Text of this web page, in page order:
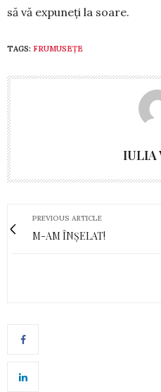
să vă expuneţi la soare.
TAGS: FRUMUSEȚE
IULIA
PREVIOUS ARTICLE
M-AM ÎNȘELAT!